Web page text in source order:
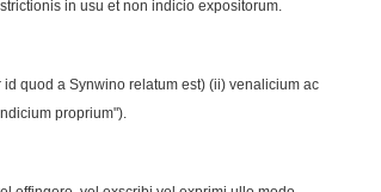
in usu et non indicio expositorum.
quod a Synwino relatum est) (ii) venalicium ac
proprium").